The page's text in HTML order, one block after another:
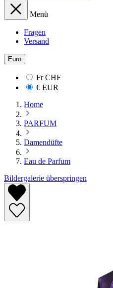
Menü
Fragen
Versand
Euro
FrCHF
€ EUR
Home
PARFUM
Damendüfte
Eau de Parfum
Bildergalerie überspringen